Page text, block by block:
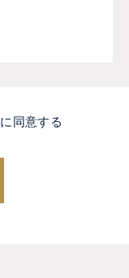
に同意する